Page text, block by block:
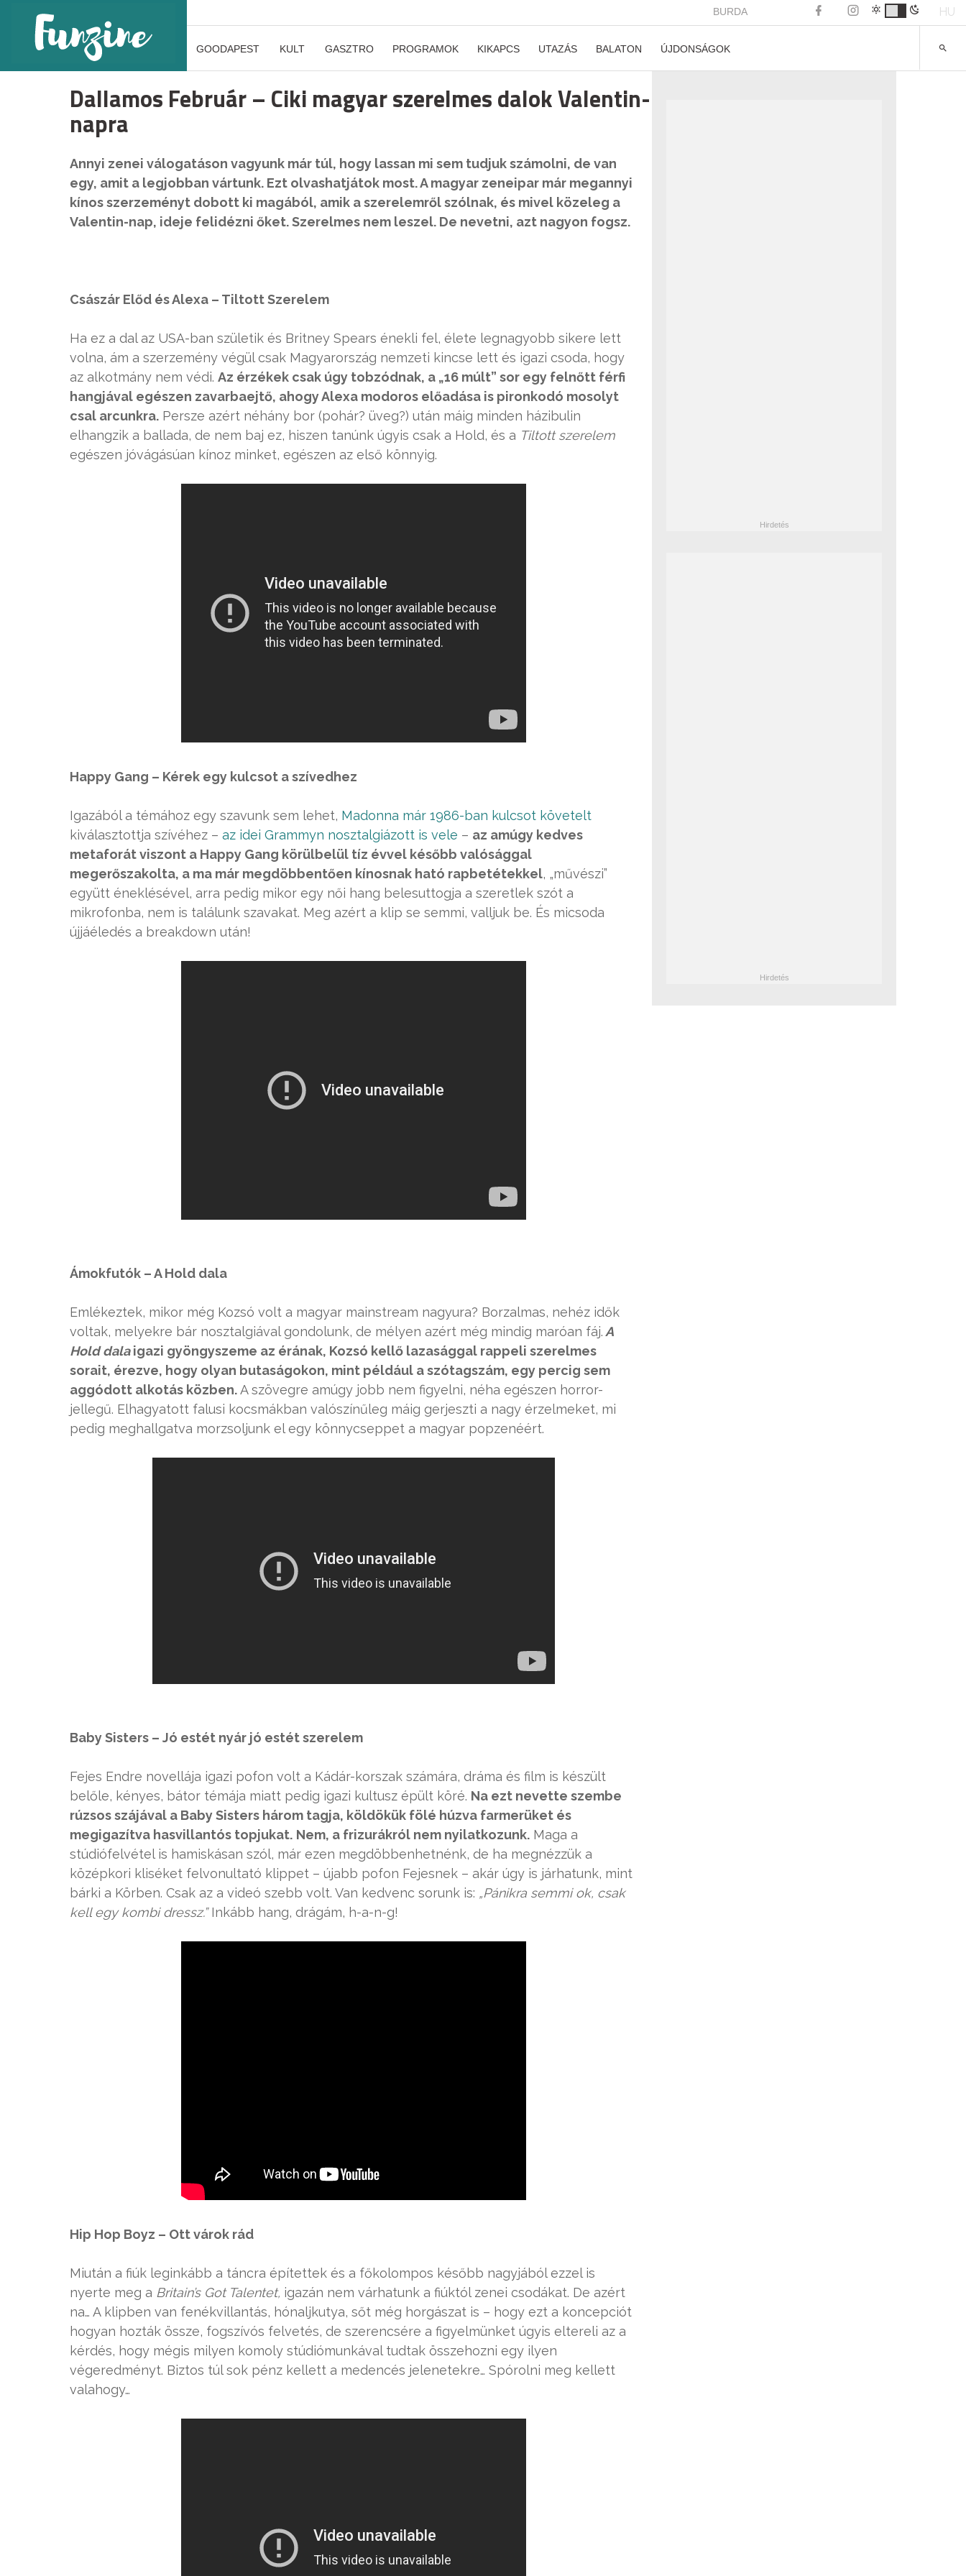
BURDA HU
GOODAPEST KULT GASZTRO PROGRAMOK KIKAPCS UTAZÁS BALATON ÚJDONSÁGOK
Dallamos Február – Ciki magyar szerelmes dalok Valentin-
napra
Annyi zenei válogatáson vagyunk már túl, hogy lassan mi sem tudjuk számolni, de van
egy, amit a legjobban vártunk. Ezt olvashatjátok most. A magyar zeneipar már megannyi
kínos szerzeményt dobott ki magából, amik a szerelemről szólnak, és mivel közeleg a
Valentin-nap, ideje felidézni őket. Szerelmes nem leszel. De nevetni, azt nagyon fogsz.
Császár Előd és Alexa – Tiltott Szerelem
Ha ez a dal az USA-ban születik és Britney Spears énekli fel, élete legnagyobb sikere lett
volna, ám a szerzemény végül csak Magyarország nemzeti kincse lett és igazi csoda, hogy
az alkotmány nem védi. Az érzékek csak úgy tobzódnak, a „16 múlt” sor egy felnőtt férfi
hangjával egészen zavarbaejtő, ahogy Alexa modoros előadása is pironkodó mosolyt
csal arcunkra. Persze azért néhány bor (pohár? üveg?) után máig minden házibulin
elhangzik a ballada, de nem baj ez, hiszen tanúnk úgyis csak a Hold, és a Tiltott szerelem
egészen jóvágásúan kínoz minket, egészen az első könnyig.
Happy Gang – Kérek egy kulcsot a szívedhez
Igazából a témához egy szavunk sem lehet, Madonna már 1986-ban kulcsot követelt
kiválasztottja szívéhez – az idei Grammyn nosztalgiázott is vele – az amúgy kedves
metaforát viszont a Happy Gang körülbelül tíz évvel később valósággal
megerőszakolta, a ma már megdöbbentően kínosnak ható rapbetétekkel, „művészi”
együtt éneklésével, arra pedig mikor egy női hang belesuttogja a szeretlek szót a
mikrofonba, nem is találunk szavakat. Meg azért a klip se semmi, valljuk be. És micsoda
újjáéledés a breakdown után!
Ámokfutók – A Hold dala
Emlékeztek, mikor még Kozsó volt a magyar mainstream nagyura? Borzalmas, nehéz idők
voltak, melyekre bár nosztalgiával gondolunk, de mélyen azért még mindig maróan fáj.A
Hold dalaigazi gyöngyszeme az érának, Kozsó kellő lazasággal rappeli szerelmes
sorait, érezve, hogy olyan butaságokon, mint például a szótagszám, egy percig sem
aggódott alkotás közben.A szövegre amúgy jobb nem figyelni, néha egészen horror-
jellegű. Elhagyatott falusi kocsmákban valószínűleg máig gerjeszti a nagy érzelmeket, mi
pedig meghallgatva morzsoljunk el egy könnycseppet a magyar popzenéért.
Baby Sisters – Jó estét nyár jó estét szerelem
Fejes Endre novellája igazi pofon volt a Kádár-korszak számára, dráma és film is készült
belőle, kényes, bátor témája miatt pedig igazi kultusz épült köré. Na ezt nevette szembe
rúzsos szájával a Baby Sisters három tagja, köldökük fölé húzva farmerüket és
megigazítva hasvillantós topjukat. Nem, a frizurákról nem nyilatkozunk. Maga a
stúdiófelvétel is hamiskásan szól, már ezen megdöbbenhetnénk, de ha megnézzük a
középkori kliséket felvonultató klippet – újabb pofon Fejesnek – akár úgy is járhatunk, mint
bárki a Körben. Csak az a videó szebb volt. Van kedvenc sorunk is: „Pánikra semmi ok, csak
kell egy kombi dressz.”Inkább hang, drágám, h-a-n-g!
Hip Hop Boyz – Ott várok rád
Miután a fiúk leginkább a táncra építettek és a főkolompos később nagyjából ezzel is
nyerte meg a Britain’s Got Talentet, igazán nem várhatunk a fiúktól zenei csodákat. De azért
na… A klipben van fenékvillantás, hónaljkutya, sőt még horgászat is – hogy ezt a koncepciót
hogyan hozták össze, fogszívós felvetés, de szerencsére a figyelmünket úgyis eltereli az a
kérdés, hogy mégis milyen komoly stúdiómunkával tudtak összehozni egy ilyen
végeredményt. Biztos túl sok pénz kellett a medencés jelenetekre… Spórolni meg kellett
valahogy…